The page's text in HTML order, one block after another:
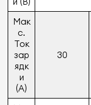
Мак
с.
Ток
зар
ядк
и
(A)
30